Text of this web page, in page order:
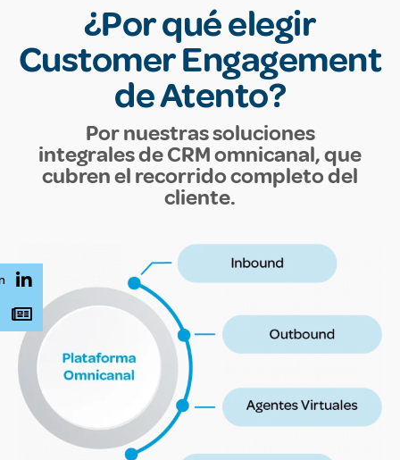
¿Por qué elegir
Customer Engagement
de Atento?
Por nuestras soluciones
integrales de CRM omnicanal, que
cubren el recorrido completo del
cliente.